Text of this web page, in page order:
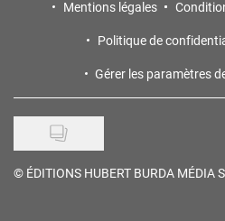
Mentions légales
Politique de
Gérer les paramètres
© ÉDITIONS HUBERT BURDA MÉDIA